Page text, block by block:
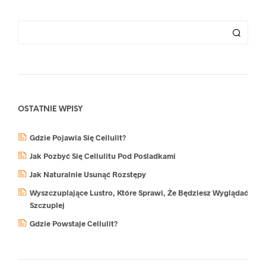
OSTATNIE WPISY
Gdzie Pojawia Się Cellulit?
Jak Pozbyć Się Cellulitu Pod Pośladkami
Jak Naturalnie Usunąć Rozstępy
Wyszczuplające Lustro, Które Sprawi, Że Będziesz Wyglądać
Szczuplej
Gdzie Powstaje Cellulit?